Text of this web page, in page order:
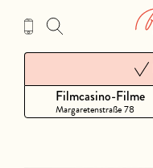
Inhalt
Filmcasino-Filme
Margaretenstraße 78